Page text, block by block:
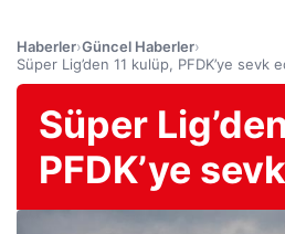
Haberler›Güncel Haberler›
Süper Lig’den 11 kulüp, PFDK’ye sevk
Süper
PFDK’ye